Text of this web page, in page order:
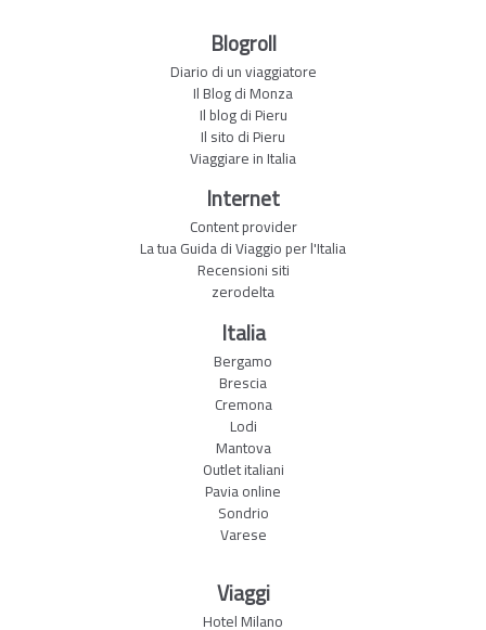
Blogroll
Diario di un viaggiatore
Il Blog di Monza
Il blog di Pieru
Il sito di Pieru
Viaggiare in Italia
Internet
Content provider
La tua Guida di Viaggio per l'Italia
Recensioni siti
zerodelta
Italia
Bergamo
Brescia
Cremona
Lodi
Mantova
Outlet italiani
Pavia online
Sondrio
Varese
Viaggi
Hotel Milano